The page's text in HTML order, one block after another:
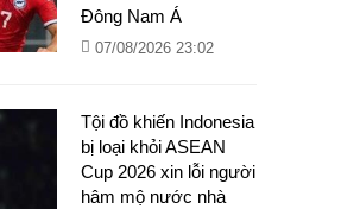
Đông Nam Á
07/08/2026 23:02
Tội đồ khiến Indonesia
bị loại khỏi ASEAN
Cup 2026 xin lỗi người
hâm mộ nước nhà